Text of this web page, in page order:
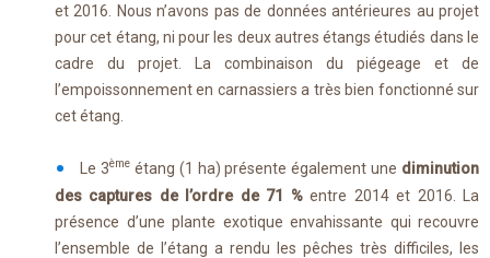
et 2016. Nous n’avons pas de données antérieures au projet
pour cet étang, ni pour les deux autres étangs étudiés dans le
cadre du projet. La combinaison du piégeage et de
l’empoissonnement en carnassiers a très bien fonctionné sur
cet étang.
Le 3ème étang (1 ha) présente également une diminution
des captures de l’ordre de 71 %entre 2014 et 2016. La
présence d’une plante exotique envahissante qui recouvre
l’ensemble de l’étang a rendu les pêches très difficiles, les